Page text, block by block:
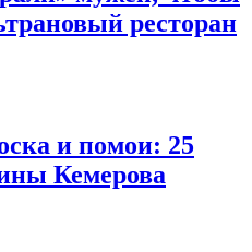
ресторан
и помои: 25
Кемерова